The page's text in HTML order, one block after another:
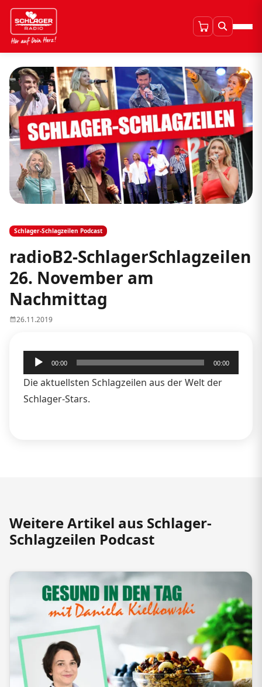
Schlager-Schlagzeilen Podcast
radioB2-SchlagerSchlagzeilen
26. November am
Nachmittag
26.11.2019
Audio-
Player
00:00 00:00
Die aktuellsten Schlagzeilen aus der Welt der
Schlager-Stars.
Weitere Artikel aus Schlager-
Schlagzeilen Podcast